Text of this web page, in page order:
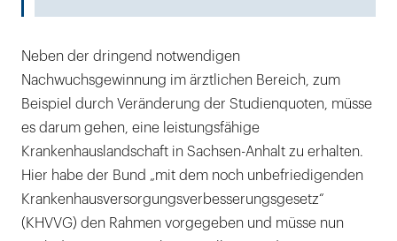
Neben der dringend notwendigen
Nachwuchsgewinnung im ärztlichen Bereich, zum
Beispiel durch Veränderung der Studienquoten, müsse
es darum gehen, eine leistungsfähige
Krankenhauslandschaft in Sachsen-Anhalt zu erhalten.
Hier habe der Bund „mit dem noch unbefriedigenden
Krankenhausversorgungsverbesserungsgesetz“
(KHVVG) den Rahmen vorgegeben und müsse nun